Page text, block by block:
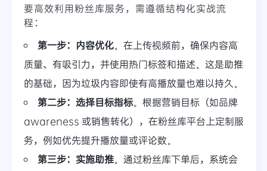
要高效利用粉丝库服务，需遵循结构化实战流
程：
第一步：内容优化。在上传视频前，确保内容高
质量、有吸引力，并使用热门标签和描述。这是助推
的基础，因为垃圾内容即使有高播放量也难以持久。
第二步：选择目标指标。根据营销目标（如品牌
awareness 或销售转化），在粉丝库平台上定制服
务，例如优先提升播放量或评论数。
第三步：实施助推。通过粉丝库下单后，系统会